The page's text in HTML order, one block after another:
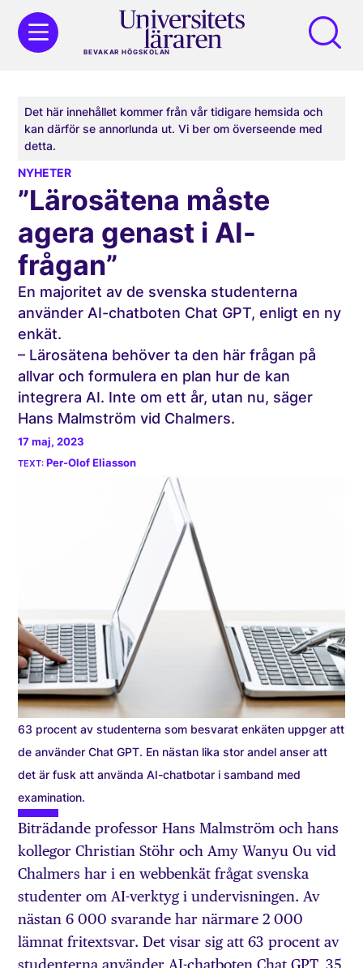
BEVAKAR HÖGSKOLAN
Det här innehållet kommer från vår tidigare hemsida och
kan därför se annorlunda ut. Vi ber om överseende med
detta.
NYHETER
”Lärosätena måste
agera genast i AI-
frågan”
En majoritet av de svenska studenterna
använder AI-chatboten Chat GPT, enligt en ny
enkät.
– Lärosätena behöver ta den här frågan på
allvar och formulera en plan hur de kan
integrera AI. Inte om ett år, utan nu, säger
Hans Malmström vid Chalmers.
17 maj, 2023
Per-Olof Eliasson
63 procent av studenterna som besvarat enkäten uppger att
de använder Chat GPT. En nästan lika stor andel anser att
det är fusk att använda AI-chatbotar i samband med
examination.
Biträdande professor Hans Malmström och hans
kollegor Christian Stöhr och Amy Wanyu Ou vid
Chalmers har i en webbenkät frågat svenska
studenter om AI-verktyg i undervisningen. Av
nästan 6 000 svarande har närmare 2 000
lämnat fritextsvar. Det visar sig att 63 procent av